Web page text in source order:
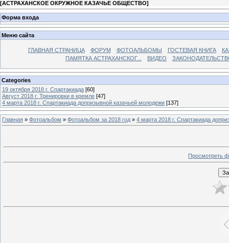
[АСТРАХАНСКОЕ ОКРУЖНОЕ КАЗАЧЬЕ ОБЩЕСТВО]
Форма входа
Меню сайта
ГЛАВНАЯ СТРАНИЦА ФОРУМ ФОТОАЛЬБОМЫ ГОСТЕВАЯ КНИГА
ПАМЯТКА АСТРАХАНСКОГ...
ВИДЕО
Categories
19 октября 2018 г. Спартакиада [60]
Август 2018 г. Тренировки в кремле [47]
4 марта 2018 г. Спартакиада допризывной казачьей молодежи [137]
Главная » Фотоальбом » Фотоальбом за 2018 год » 4 марта 2018 г. Спартакиада
Просмотреть